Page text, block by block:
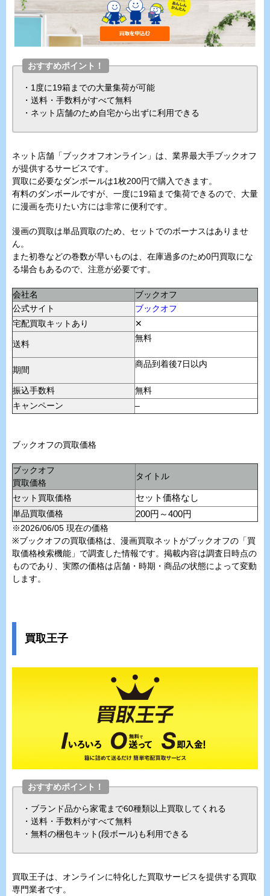
おすすめポイント！
・1度に19箱までの大量集荷が可能
・送料・手数料がすべて無料
・ネット店舗のため自宅から出ずに利用できる
ネット店舗「ブックオフオンライン」は、業界最大手ブックオフ
が提供するサービスです。
買取に必要なダンボールは1枚200円で購入できます。
有料のダンボールですが、一度に19箱まで集荷できるので、大量
に漫画を売りたい方には非常に便利です。
漫画の買取は単品買取のため、セットでのボーナスはありませ
ん。
また初巻などの巻数が早いものは、在庫過多のため0円買取にな
る場合もあるので、注意が必要です。
会社名
ブックオフ
公式サイト
ブックオフ
宅配買取キットあり
✕
送料
無料
期間
商品到着後7日以内
振込手数料
無料
キャンペーン
–
ブックオフの買取価格
ブックオフ
買取価格
タイトル
セット買取価格
セット価格なし
単品買取価格
200円～400円
※2026/06/05 現在の価格
※ブックオフの買取価格は、漫画買取ネットがブックオフの「買
取価格検索機能」で調査した情報です。掲載内容は調査日時点の
ものであり、実際の価格は店舗・時期・商品の状態によって変動
します。
買取王子
おすすめポイント！
・ブランド品から家電まで60種類以上買取してくれる
・送料・手数料がすべて無料
・無料の梱包キット(段ボール)も利用できる
買取王子は、オンラインに特化した買取サービスを提供する買取
専門業者です。